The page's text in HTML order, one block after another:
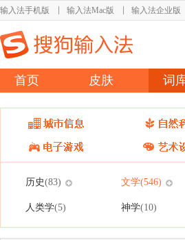
输入法手机版 输入法Mac版 输入法企业版
首页 皮肤 词
历史(83) 文学(546)
人类学(5) 神学(10)